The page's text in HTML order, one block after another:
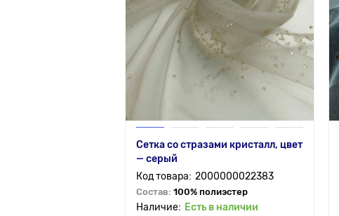
Сетка со стразами кристалл, цвет
— серый
2000000022383
Состав: 100% полиэстер
Есть в наличии